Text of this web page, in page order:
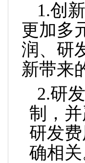
1.创
更加多
润、研
新带来
2.研
制，
研发
确相